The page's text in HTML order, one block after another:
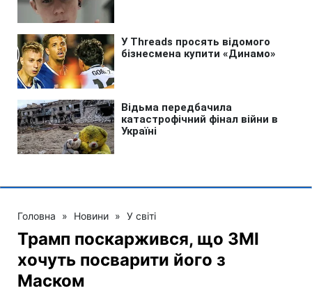
Головна » Новини » У світі
Трамп поскаржився, що ЗМІ
хочуть посварити його з
Маском